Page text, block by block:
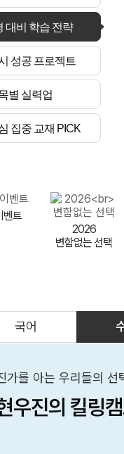
대비 학습 전략
성공 프로젝트
별 실력업
집중 교재 PICK
벤트
2026
변함없는 선택
국어
가를 아는 우리들의 선
우진의 킬링